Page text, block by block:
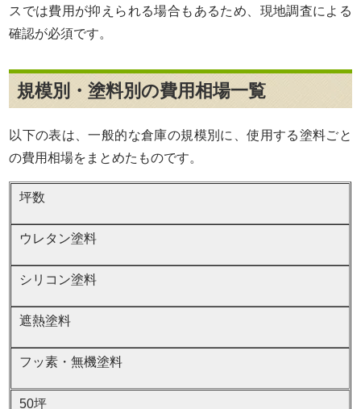
スでは費用が抑えられる場合もあるため、現地調査による
確認が必須です。
規模別・塗料別の費用相場一覧
以下の表は、一般的な倉庫の規模別に、使用する塗料ごと
の費用相場をまとめたものです。
坪数
ウレタン塗料
シリコン塗料
遮熱塗料
フッ素・無機塗料
50坪